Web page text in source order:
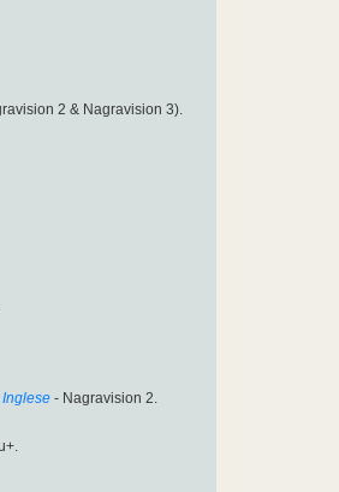
2 & Nagravision 3).
Inglese - Nagravision 2.